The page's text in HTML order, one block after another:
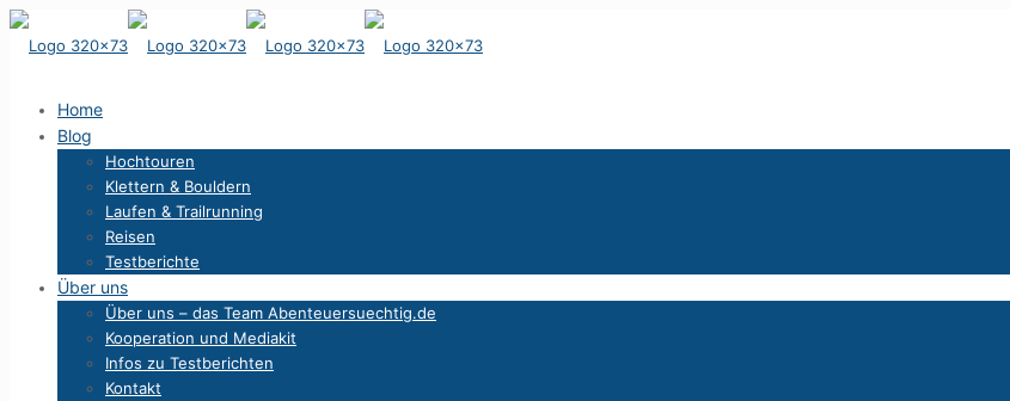
Home
Blog
Hochtouren
Klettern & Bouldern
Laufen & Trailrunning
Reisen
Testberichte
Über uns
Über uns – das Team Abenteuersuechtig.de
Kooperation und Mediakit
Infos zu Testberichten
Kontakt